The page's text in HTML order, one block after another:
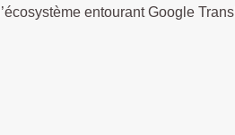
entourant Google